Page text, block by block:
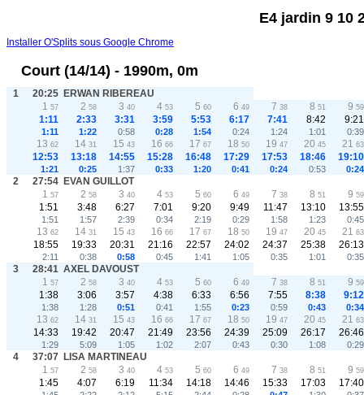
E4 jardin 9 10
Installer O'Splits sous Google Chrome
Court (14/14) - 1990m, 0m
1 20:25 ERWAN RIBEREAU
1 57 2 58 3 40 4 53 5 60 6 49 7 38 8 51 9 59
1:11 2:33 3:31 3:59 5:53 6:17 7:41 8:42 9:21
1:11 1:22 0:58 0:28 1:54 0:24 1:24 1:01 0:39
13 62 14 31 15 43 16 66 17 67 18 50 19 47 20 45 21 63
12:53 13:18 14:55 15:28 16:48 17:29 17:53 18:46 19:10
1:21 0:25 1:37 0:33 1:20 0:41 0:24 0:53 0:24
2 27:54 EVAN GUILLOT
1 57 2 58 3 40 4 53 5 60 6 49 7 38 8 51 9 59
1:51 3:48 6:27 7:01 9:20 9:49 11:47 13:10 13:55
1:51 1:57 2:39 0:34 2:19 0:29 1:58 1:23 0:45
13 62 14 31 15 43 16 66 17 67 18 50 19 47 20 45 21 63
18:55 19:33 20:31 21:16 22:57 24:02 24:37 25:38 26:13
2:11 0:38 0:58 0:45 1:41 1:05 0:35 1:01 0:35
3 28:41 AXEL DAVOUST
1 57 2 58 3 40 4 53 5 60 6 49 7 38 8 51 9 59
1:38 3:06 3:57 4:38 6:33 6:56 7:55 8:38 9:12
1:38 1:28 0:51 0:41 1:55 0:23 0:59 0:43 0:34
13 62 14 31 15 43 16 66 17 67 18 50 19 47 20 45 21 63
14:33 19:42 20:47 21:49 23:56 24:39 25:09 26:17 26:46
1:29 5:09 1:05 1:02 2:07 0:43 0:30 1:08 0:29
4 37:07 LISA MARTINEAU
1 57 2 58 3 40 4 53 5 60 6 49 7 38 8 51 9 59
1:45 4:07 6:19 11:34 14:18 14:46 15:33 17:03 17:40